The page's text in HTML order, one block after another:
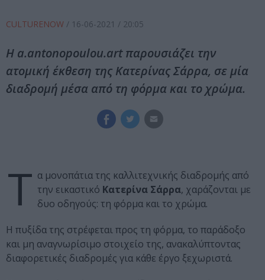
CULTURENOW / 16-06-2021 / 20:05
Η a.antonopoulou.art παρουσιάζει την
ατομική έκθεση της Κατερίνας Σάρρα, σε μία
διαδρομή μέσα από τη φόρμα και το χρώμα.
Τ α μονοπάτια της καλλιτεχνικής διαδρομής από
την εικαστικό Κατερίνα Σάρρα, χαράζονται με
δυο οδηγούς: τη φόρμα και το χρώμα.
Η πυξίδα της στρέφεται προς τη φόρμα, το παράδοξο
και μη αναγνωρίσιμο στοιχείο της, ανακαλύπτοντας
διαφορετικές διαδρομές για κάθε έργο ξεχωριστά.